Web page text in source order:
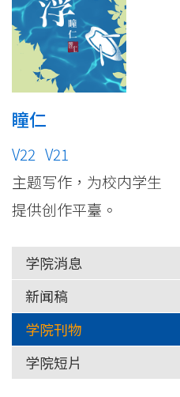
瞳仁
V22 V21
主题写作，为校内学生
提供创作平臺。
学院消息
新闻稿
学院刊物
学院短片